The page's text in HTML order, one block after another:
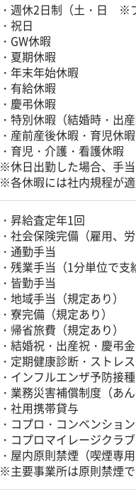
・週休2日制（土・日 ※
・祝日
・GW休暇
・夏期休暇
・年末年始休暇
・有給休暇
・慶弔休暇
・特別休暇（結婚時・出
・産前産後休暇・育児休
・育児・介護・看護休暇
※休日出勤した場合、手当
※各休暇には社内規程が適
・昇給査定年1回
・社会保険完備（雇用、
・通勤手当
・残業手当（1分単位で支
・皆勤手当
・地域手当（規定あり）
・寮完備（規定あり）
・帰省旅費（規定あり）
・結婚祝・出産祝・慶弔
・定期健康診断・ストレ
・インフルエンザ予防接
・業務災害補償制度（あ
・社用携帯貸与
・コプロ・コンベンショ
・コプロマイレージクラ
・屋内原則禁煙（喫煙専用
※主要事業所は原則禁煙